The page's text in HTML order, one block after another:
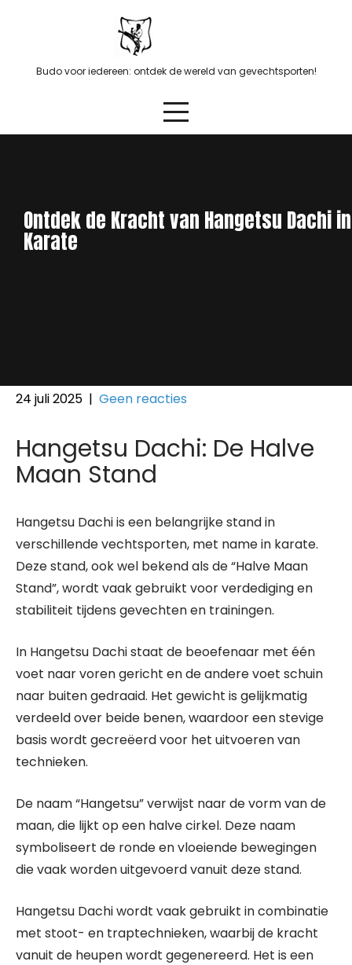
Budo voor iedereen: ontdek de wereld van gevechtsporten!
Ontdek de Kracht van Hangetsu Dachi in
Karate
24 juli 2025 | Geen reacties
Hangetsu Dachi: De Halve
Maan Stand
Hangetsu Dachi is een belangrijke stand in
verschillende vechtsporten, met name in karate.
Deze stand, ook wel bekend als de “Halve Maan
Stand”, wordt vaak gebruikt voor verdediging en
stabiliteit tijdens gevechten en trainingen.
In Hangetsu Dachi staat de beoefenaar met één
voet naar voren gericht en de andere voet schuin
naar buiten gedraaid. Het gewicht is gelijkmatig
verdeeld over beide benen, waardoor een stevige
basis wordt gecreëerd voor het uitvoeren van
technieken.
De naam “Hangetsu” verwijst naar de vorm van de
maan, die lijkt op een halve cirkel. Deze naam
symboliseert de ronde en vloeiende bewegingen
die vaak worden uitgevoerd vanuit deze stand.
Hangetsu Dachi wordt vaak gebruikt in combinatie
met stoot- en traptechnieken, waarbij de kracht
vanuit de heupen wordt gegenereerd. Het is een